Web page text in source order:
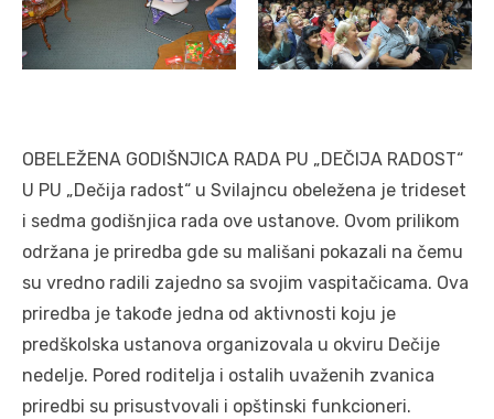
OBELEŽENA GODIŠNJICA RADA PU „DEČIJA RADOST“
U PU „Dečija radost“ u Svilajncu obeležena je trideset
i sedma godišnjica rada ove ustanove. Ovom prilikom
održana je priredba gde su mališani pokazali na čemu
su vredno radili zajedno sa svojim vaspitačicama. Ova
priredba je takođe jedna od aktivnosti koju je
predškolska ustanova organizovala u okviru Dečije
nedelje. Pored roditelja i ostalih uvaženih zvanica
priredbi su prisustvovali i opštinski funkcioneri.